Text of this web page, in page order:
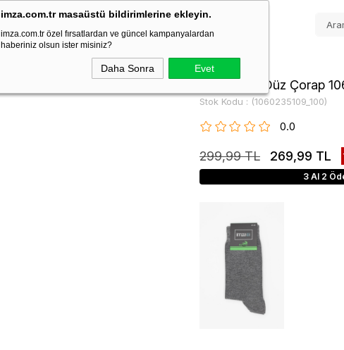
imza.com.tr masaüstü bildirimlerine ekleyin.
imza.com.tr özel fırsatlardan ve güncel kampanyalardan
haberiniz olsun ister misiniz?
Daha Sonra Evet
Gri Bambu Düz Çorap
Stok Kodu (1060235109_100)
0.0
299,99 TL 269,99 TL
3 Al 2